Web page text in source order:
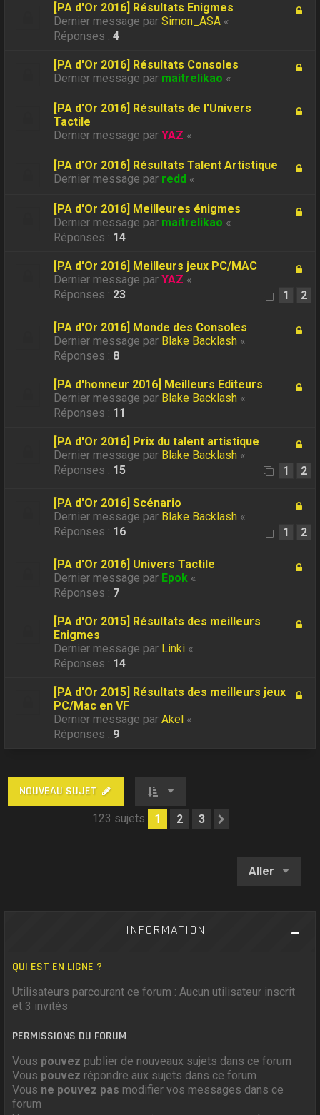
[PA d'Or 2016] Résultats Enigmes
Dernier message parSimon_ASA «
Réponses :4
[PA d'Or 2016] Résultats Consoles
Dernier message par maitrelikao «
[PA d'Or 2016] Résultats de l'Univers
Tactile
Dernier message parYAZ «
[PA d'Or 2016] Résultats Talent Artistique
Dernier message par redd «
[PA d'Or 2016] Meilleures énigmes
Dernier message par maitrelikao «
Réponses : 14
[PA d'Or 2016] Meilleurs jeux PC/MAC
Dernier message parYAZ «
Réponses : 23 1 2
[PA d'Or 2016] Monde des Consoles
Dernier message par Blake Backlash «
Réponses : 8
[PA d'honneur 2016] Meilleurs Editeurs
Dernier message par Blake Backlash «
Réponses : 11
[PA d'Or 2016] Prix du talent artistique
Dernier message par Blake Backlash «
Réponses : 15 1 2
[PA d'Or 2016] Scénario
Dernier message par Blake Backlash «
Réponses : 16 1 2
[PA d'Or 2016] Univers Tactile
Dernier message par Epok «
Réponses : 7
[PA d'Or 2015] Résultats des meilleurs
Enigmes
Dernier message par Linki «
Réponses : 14
[PA d'Or 2015] Résultats des meilleurs jeux
PC/Mac en VF
Dernier message parAkel «
Réponses : 9
NOUVEAU SUJET
123 sujets 1 2 3
Aller
INFORMATION
QUI EST EN LIGNE ?
Utilisateurs parcourant ce forum : Aucun utilisateur inscrit
et 3 invités
PERMISSIONS DU FORUM
Vous pouvez publier de nouveaux sujets dans ce forum
Vous pouvez répondre aux sujets dans ce forum
Vous ne pouvez pas modifier vos messages dans ce
forum